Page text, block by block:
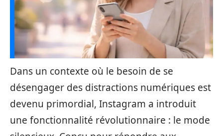
Dans un contexte où le besoin de se
désengager des distractions numériques est
devenu primordial, Instagram a introduit
une fonctionnalité révolutionnaire : le mode